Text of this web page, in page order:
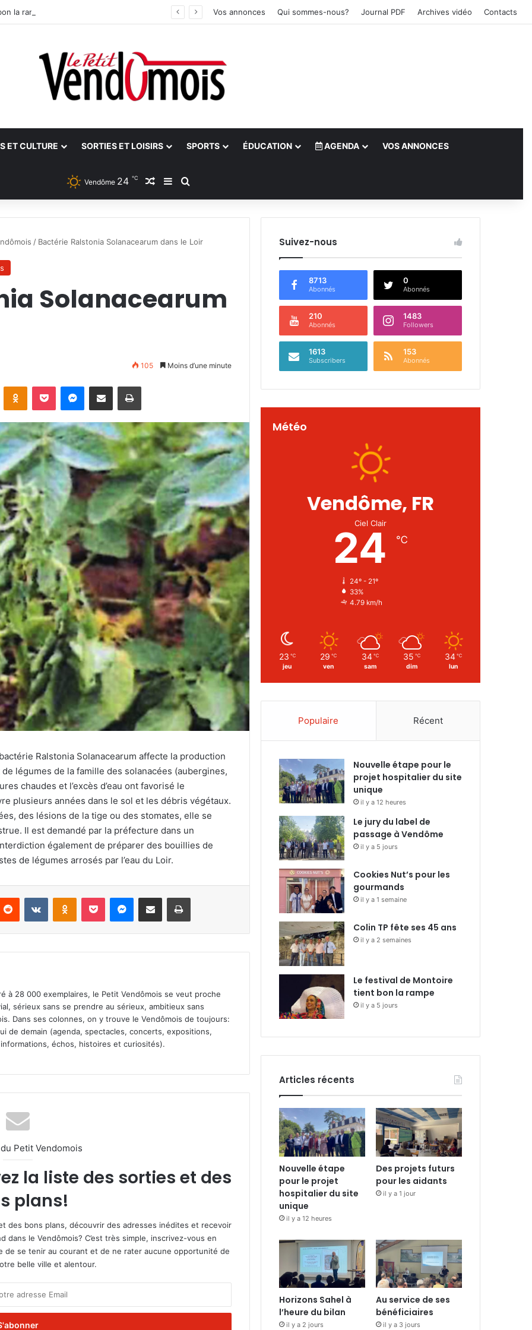
la rampe Vos annonces Qui sommes-nous? Journal PDF Archives vidéo Contacts
ET CULTURE SORTIES ET LOISIRS SPORTS ÉDUCATION AGENDA VOS ANNONCES
Vendôme 24 ℃ Article Aléatoire
Sidebar (barre latérale)
/ Bactérie Ralstonia Solanacearum dans le Loir
Solanacearum
105 Moins d’une minute
Ralstonia Solanacearum affecte la production
légumes de la famille des solanacées (aubergines,
chaudes et l’excès d’eau ont favorisé le
plusieurs années dans le sol et les débris végétaux.
des lésions de la tige ou des stomates, elle se
Il est demandé par la préfecture dans un
également de préparer des bouillies de
de légumes arrosés par l’eau du Loir.
à 28 000 exemplaires, le Petit Vendômois se veut proche
sérieux sans se prendre au sérieux, ambitieux sans
Dans ses colonnes, on y trouve le Vendômois de toujours:
de demain (agenda, spectacles, concerts, expositions,
échos, histoires et curiosités).
Petit Vendomois
la liste des sorties et des
plans!
des bons plans, découvrir des adresses inédites et recevoir
le Vendômois? C’est très simple, inscrivez-vous en
de se tenir au courant et de ne rater aucune opportunité de
belle ville et alentour.
Suivez-nous
8713
Abonnés
0
Abonnés
210
Abonnés
1483
Followers
1613
Subscribers
153
Abonnés
Météo
Vendôme, FR
Ciel Clair
24 ℃
24º - 21º
33%
4.79 km/h
23 ℃
jeu
29 ℃
ven
34 ℃
sam
35 ℃
dim
34 ℃
lun
Populaire Récent
Nouvelle étape pour le
projet hospitalier du site
unique
il y a 12 heures
Le jury du label de
passage à Vendôme
il y a 5 jours
Cookies Nut’s pour les
gourmands
il y a 1 semaine
Colin TP fête ses 45 ans
il y a 2 semaines
Le festival de Montoire
tient bon la rampe
il y a 5 jours
Articles récents
Nouvelle étape
pour le projet
hospitalier du site
unique
il y a 12 heures
Des projets futurs
pour les aidants
il y a 1 jour
Horizons Sahel à
l’heure du bilan
il y a 2 jours
Au service de ses
bénéficiaires
il y a 3 jours